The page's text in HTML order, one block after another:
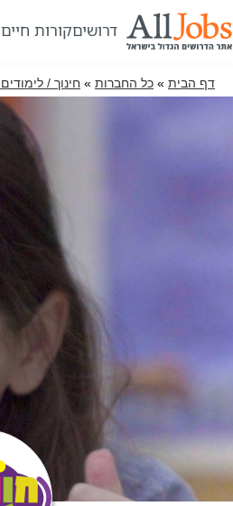
דרושיםקורות חיים
דף הבית » כל החברות » חינוך /